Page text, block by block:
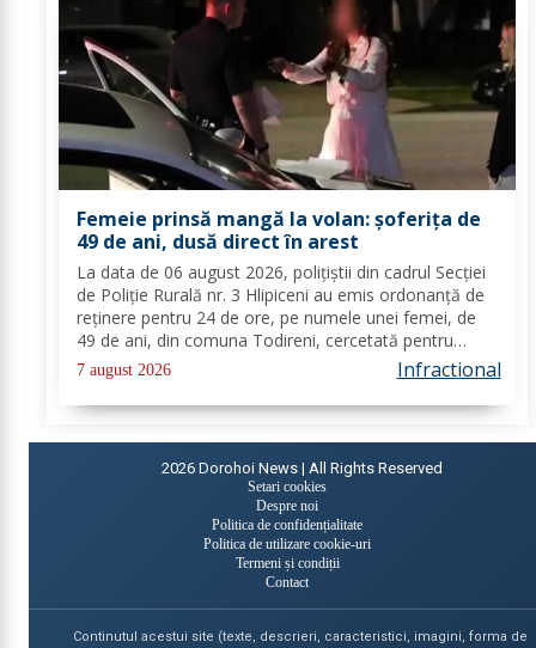
Femeie prinsă mangă la volan: șoferița de
49 de ani, dusă direct în arest
La data de 06 august 2026, polițiștii din cadrul Secției
de Poliție Rurală nr. 3 Hlipiceni au emis ordonanță de
reținere pentru 24 de ore, pe numele unei femei, de
49 de ani, din comuna Todireni, cercetată pentru
comiterea infracțiunii de conducerea unui vehicul sub
influența alcoolului. În urma...
7 august 2026 Infractional
2026 Dorohoi News | All Rights Reserved
Setari cookies
Despre noi
Politica de confidențialitate
Politica de utilizare cookie-uri
Termeni și condiții
Contact
Continutul acestui site (texte, descrieri, caracteristici, imagini, forma de